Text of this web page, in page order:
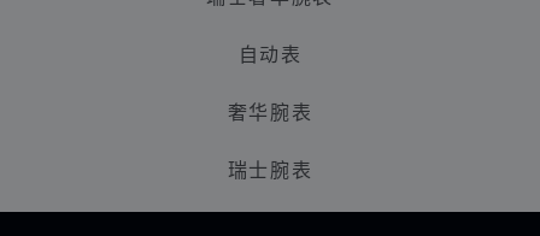
自动表
奢华腕表
瑞士腕表